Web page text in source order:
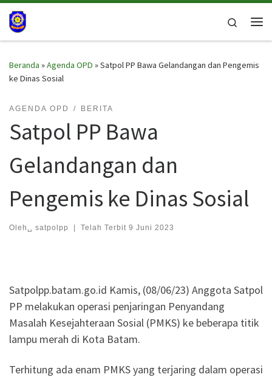
Skip to content
Search
Beranda »Agenda OPD »Satpol PP Bawa Gelandangan dan Pengemis
ke Dinas Sosial
AGENDA OPD BERITA
Satpol PP Bawa
Gelandangan dan
Pengemis ke Dinas Sosial
Oleh␣ satpolpp | Telah Terbit 9 Juni 2023
Satpolpp.batam.go.id Kamis, (08/06/23) Anggota Satpol
PP melakukan operasi penjaringan Penyandang
Masalah Kesejahteraan Sosial (PMKS) ke beberapa titik
lampu merah di Kota Batam.
Terhitung ada enam PMKS yang terjaring dalam operasi